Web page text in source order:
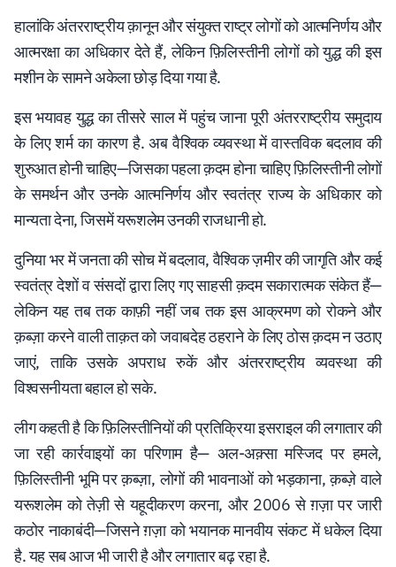
हालांकि अंतरराष्ट्रीय क़ानून और संयुक्त राष्ट्र लोगों को आत्मनिर्णय और
आत्मरक्षा का अधिकार देते हैं, लेकिन फ़िलिस्तीनी लोगों को युद्ध की इस
मशीन के सामने अकेला छोड़ दिया गया है.
इस भयावह युद्ध का तीसरे साल में पहुंच जाना पूरी अंतरराष्ट्रीय समुदाय
के लिए शर्म का कारण है. अब वैश्विक व्यवस्था में वास्तविक बदलाव की
शुरुआत होनी चाहिए—जिसका पहला क़दम होना चाहिए फ़िलिस्तीनी लोगों
के समर्थन और उनके आत्मनिर्णय और स्वतंत्र राज्य के अधिकार को
मान्यता देना, जिसमें यरूशलेम उनकी राजधानी हो.
दुनिया भर में जनता की सोच में बदलाव, वैश्विक ज़मीर की जागृति और कई
स्वतंत्र देशों व संसदों द्वारा लिए गए साहसी क़दम सकारात्मक संकेत हैं—
लेकिन यह तब तक काफ़ी नहीं जब तक इस आक्रमण को रोकने और
क़ब्ज़ा करने वाली ताक़त को जवाबदेह ठहराने के लिए ठोस क़दम न उठाए
जाएं, ताकि उसके अपराध रुकें और अंतरराष्ट्रीय व्यवस्था की
विश्वसनीयता बहाल हो सके.
लीग कहती है कि फ़िलिस्तीनियों की प्रतिक्रिया इसराइल की लगातार की
जा रही कार्रवाइयों का परिणाम है— अल-अक़्सा मस्जिद पर हमले,
फ़िलिस्तीनी भूमि पर क़ब्ज़ा, लोगों की भावनाओं को भड़काना, क़ब्ज़े वाले
यरूशलेम को तेज़ी से यहूदीकरण करना, और 2006 से ग़ज़ा पर जारी
कठोर नाकाबंदी—जिसने ग़ज़ा को भयानक मानवीय संकट में धकेल दिया
है. यह सब आज भी जारी है और लगातार बढ़ रहा है.